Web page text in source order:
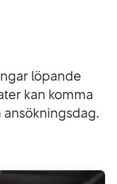
löpande
kan komma
ansökningsdag.